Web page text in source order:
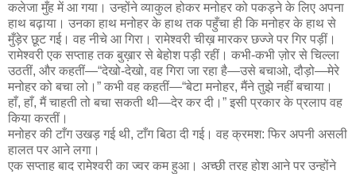
कलेजा मुँह में आ गया। उन्होंने व्याकुल होकर मनोहर को पकड़ने के लिए अपना
हाथ बढ़ाया। उनका हाथ मनोहर के हाथ तक पहुँचा ही कि मनोहर के हाथ से
मुँड़ेर छूट गई। वह नीचे आ गिरा। रामेश्वरी चीख़ मारकर छज्जे पर गिर पड़ीं।
रामेश्वरी एक सप्ताह तक बुख़ार से बेहोश पड़ी रहीं। कभी-कभी ज़ोर से चिल्ला
उठतीं, और कहतीं—“देखो-देखो, वह गिरा जा रहा है—उसे बचाओ, दौड़ो—मेरे
मनोहर को बचा लो।” कभी वह कहतीं—“बेटा मनोहर, मैंने तुझे नहीं बचाया।
हाँ, हाँ, मैं चाहती तो बचा सकती थी—देर कर दी।” इसी प्रकार के प्रलाप वह
किया करतीं।
मनोहर की टाँग उखड़ गई थी, टाँग बिठा दी गई। वह क्रमश: फिर अपनी असली
हालत पर आने लगा।
एक सप्ताह बाद रामेश्वरी का ज्वर कम हुआ। अच्छी तरह होश आने पर उन्होंने